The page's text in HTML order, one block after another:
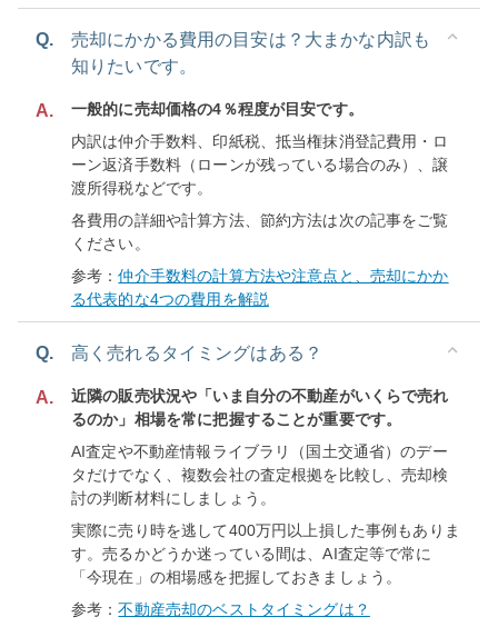
Q.
売却にかかる費用の目安は？大まかな内訳も
知りたいです。
A.
一般的に売却価格の4％程度が目安です。
内訳は仲介手数料、印紙税、抵当権抹消登記費用・ロ
ーン返済手数料（ローンが残っている場合のみ）、譲
渡所得税などです。
各費用の詳細や計算方法、節約方法は次の記事をご覧
ください。
参考：仲介手数料の計算方法や注意点と、売却にかか
る代表的な4つの費用を解説
Q. 高く売れるタイミングはある？
A.
近隣の販売状況や「いま自分の不動産がいくらで売れ
るのか」相場を常に把握することが重要です。
AI査定や不動産情報ライブラリ（国土交通省）のデー
タだけでなく、複数会社の査定根拠を比較し、売却検
討の判断材料にしましょう。
実際に売り時を逃して400万円以上損した事例もありま
す。売るかどうか迷っている間は、AI査定等で常に
「今現在」の相場感を把握しておきましょう。
参考：不動産売却のベストタイミングは？